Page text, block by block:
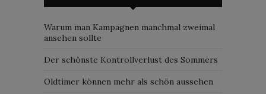
Warum man Kampagnen manchmal zweimal
ansehen sollte
Der schönste Kontrollverlust des Sommers
Oldtimer können mehr als schön aussehen